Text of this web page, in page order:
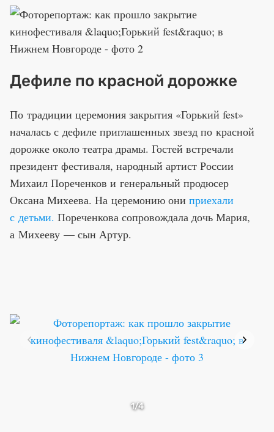
Дефиле по красной дорожке
По традиции церемония закрытия «Горький fest»
началась с дефиле приглашенных звезд по красной
дорожке около театра драмы. Гостей встречали
президент фестиваля, народный артист России
Михаил Пореченков и генеральный продюсер
Оксана Михеева. На церемонию они приехали
с детьми. Пореченкова сопровождала дочь Мария,
а Михееву — сын Артур.
1/4